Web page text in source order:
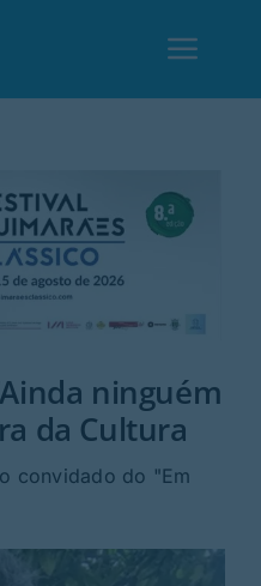
ninguém
da Cultura
convidado do "Em